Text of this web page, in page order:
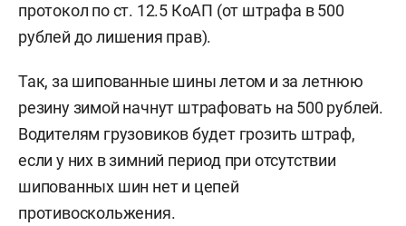
протокол по ст. 12.5 КоАП (от штрафа в 500
рублей до лишения прав).
Так, за шипованные шины летом и за летнюю
резину зимой начнут штрафовать на 500 рублей.
Водителям грузовиков будет грозить штраф,
если у них в зимний период при отсутствии
шипованных шин нет и цепей
противоскольжения.